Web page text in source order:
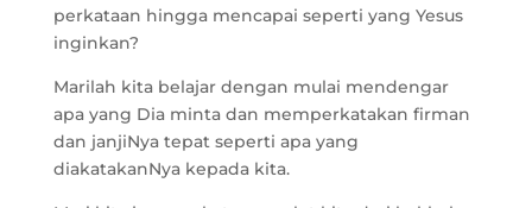
perkataan hingga mencapai seperti yang Yesus
inginkan?
Marilah kita belajar dengan mulai mendengar
apa yang Dia minta dan memperkatakan firman
dan janjiNya tepat seperti apa yang
diakatakanNya kepada kita.